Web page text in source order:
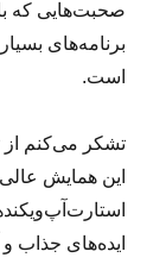
صحبت‌هایی که
برنامه‌های
است.
تشکر می‌کنم
این همایش
ایده‌های جذاب